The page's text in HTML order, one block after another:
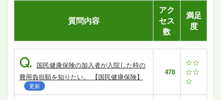
質問内容
アク
セス
数
満足
度
Q. 国民健康保険の加入者が入院した時の
費用負担額を知りたい。 【国民健康保険】
更新
478
☆☆
☆☆
☆